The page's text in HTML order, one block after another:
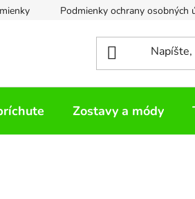
Podmienky ochrany osobných
Zostavy a módy